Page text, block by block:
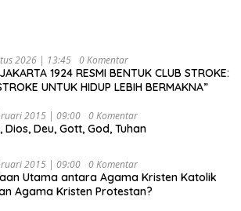
2026 | 13:45 0 Komentar
1924 RESMI BENTUK CLUB STROKE:
UNTUK HIDUP LEBIH BERMAKNA”
2015 | 09:00 0 Komentar
Dios, Deu, Gott, God, Tuhan
2015 | 09:00 0 Komentar
Utama antara Agama Kristen Katolik
Agama Kristen Protestan?